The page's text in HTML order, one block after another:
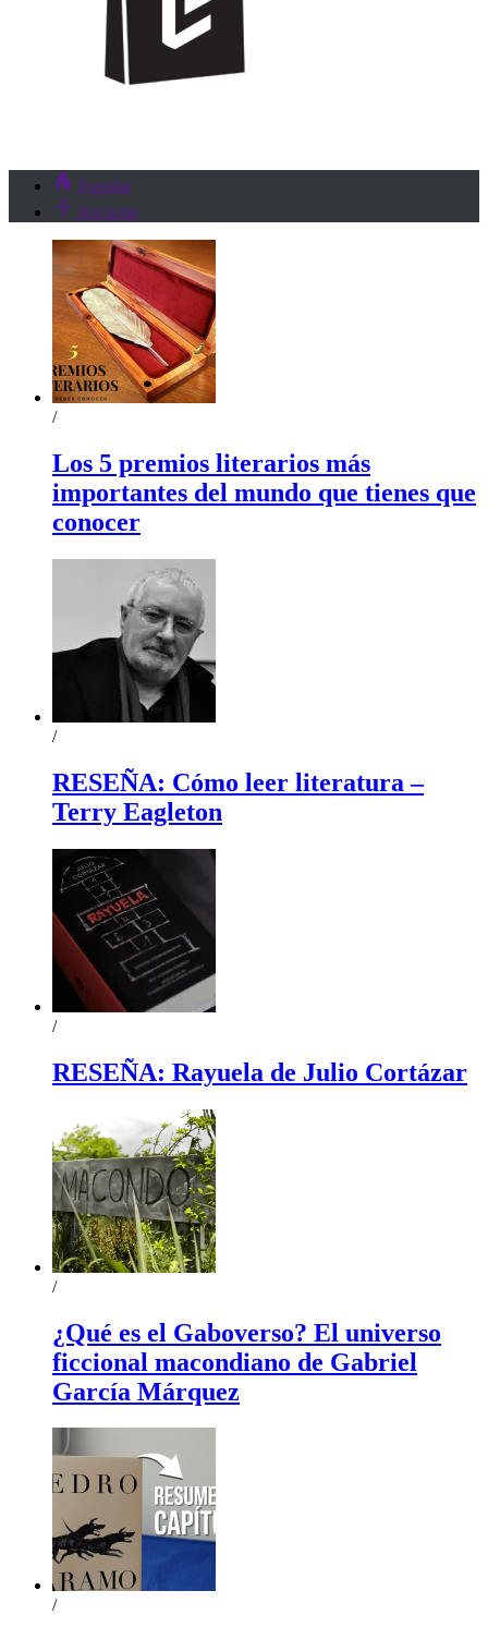
Popular
Reciente
/
Los 5 premios literarios más
importantes del mundo que tienes que
conocer
/
RESEÑA: Cómo leer literatura –
Terry Eagleton
/
RESEÑA: Rayuela de Julio Cortázar
/
¿Qué es el Gaboverso? El universo
ficcional macondiano de Gabriel
García Márquez
/